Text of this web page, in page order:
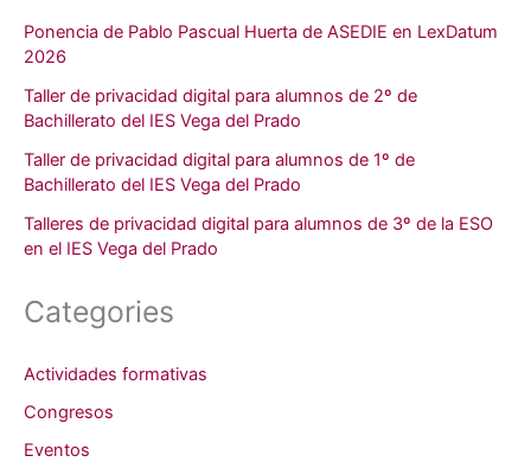
Ponencia de Pablo Pascual Huerta de ASEDIE en LexDatum
2026
Taller de privacidad digital para alumnos de 2º de
Bachillerato del IES Vega del Prado
Taller de privacidad digital para alumnos de 1º de
Bachillerato del IES Vega del Prado
Talleres de privacidad digital para alumnos de 3º de la ESO
en el IES Vega del Prado
Categories
Actividades formativas
Congresos
Eventos